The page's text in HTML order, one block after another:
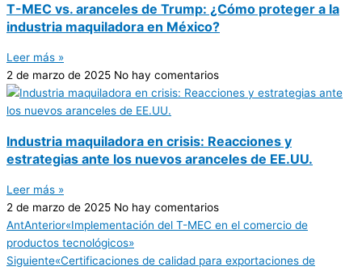
T-MEC vs. aranceles de Trump: ¿Cómo proteger a la
industria maquiladora en México?
Leer más »
2 de marzo de 2025 No hay comentarios
Industria maquiladora en crisis: Reacciones y
estrategias ante los nuevos aranceles de EE.UU.
Leer más »
2 de marzo de 2025 No hay comentarios
AntAnterior«Implementación del T-MEC en el comercio de
productos tecnológicos»
Siguiente«Certificaciones de calidad para exportaciones de